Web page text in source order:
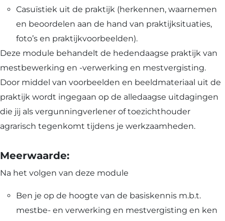
Casuïstiek uit de praktijk (herkennen, waarnemen
en beoordelen aan de hand van praktijksituaties,
foto’s en praktijkvoorbeelden).
Deze module behandelt de hedendaagse praktijk van
mestbewerking en -verwerking en mestvergisting.
Door middel van voorbeelden en beeldmateriaal uit de
praktijk wordt ingegaan op de alledaagse uitdagingen
die jij als vergunningverlener of toezichthouder
agrarisch tegenkomt tijdens je werkzaamheden.
Meerwaarde:
Na het volgen van deze module
Ben je op de hoogte van de basiskennis m.b.t.
mestbe- en verwerking en mestvergisting en ken